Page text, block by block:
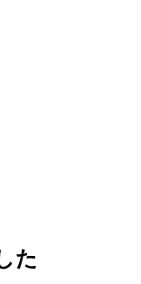
た